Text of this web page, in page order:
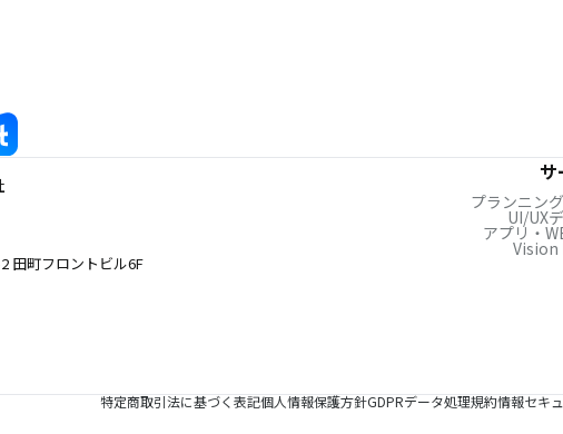
田町フロントビル6F
サ
プランニン
UI/UX
アプリ・
Vision
特定商取引法に基づく表記個人情報保護方針GDPRデータ処理規約情報セキ